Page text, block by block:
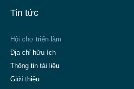
Tin tức
Hội chợ triển lãm
Địa chỉ hữu ích
Thông tin tài liệu
Giới thiệu